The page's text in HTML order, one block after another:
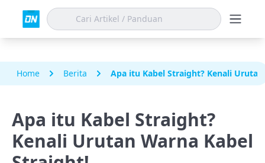
Home Berita Apa itu Kabel Straight? Kenali
Apa itu Kabel Straight?
Kenali Urutan Warna Kabel